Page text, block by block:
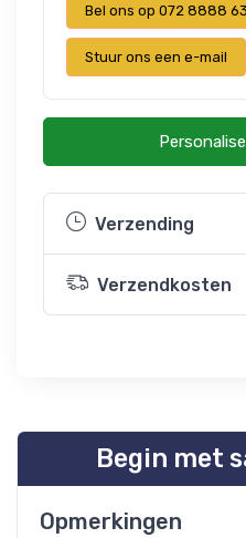
Bel ons op 072 8888
Stuur ons een e-mail
Verzending
Verzendkosten
Begin met
Opmerkingen